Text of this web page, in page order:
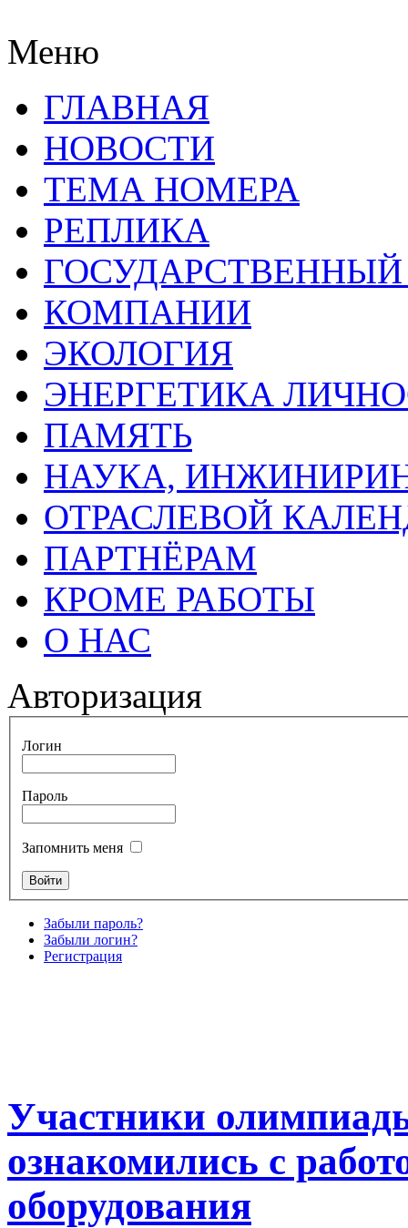
Меню
ГЛАВНАЯ
НОВОСТИ
ТЕМА НОМЕРА
РЕПЛИКА
КОМПАНИИ
ЭКОЛОГИЯ
ЭНЕРГЕТИКА
ПАМЯТЬ
НАУКА,
ОТРАСЛЕВОЙ
ПАРТНЁРАМ
КРОМЕ РАБОТЫ
О НАС
Авторизация
Логин
Пароль
Запомнить меня
Забыли пароль?
Забыли логин?
Регистрация
Участники
ознакомились с
оборудования